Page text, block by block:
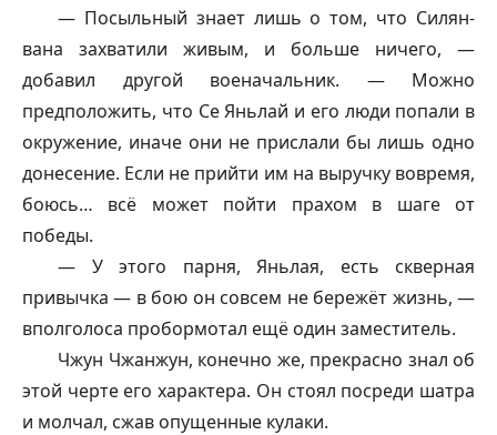
— Посыльный знает лишь о том, что Силян-
вана захватили живым, и больше ничего, —
добавил другой военачальник. — Можно
предположить, что Се Яньлай и его люди попали в
окружение, иначе они не прислали бы лишь одно
донесение. Если не прийти им на выручку вовремя,
боюсь… всё может пойти прахом в шаге от
победы.
— У этого парня, Яньлая, есть скверная
привычка — в бою он совсем не бережёт жизнь, —
вполголоса пробормотал ещё один заместитель.
Чжун Чжанжун, конечно же, прекрасно знал об
этой черте его характера. Он стоял посреди шатра
и молчал, сжав опущенные кулаки.